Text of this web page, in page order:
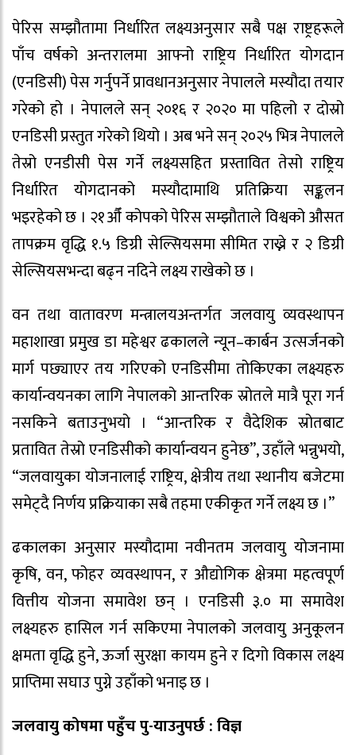
पेरिस सम्झौतामा निर्धारित लक्ष्यअनुसार सबै पक्ष राष्ट्रहरूले
पाँच वर्षको अन्तरालमा आफ्नो राष्ट्रिय निर्धारित योगदान
(एनडिसी) पेस गर्नुपर्ने प्रावधानअनुसार नेपालले मस्यौदा तयार
गरेको हो । नेपालले सन् २०१६ र २०२० मा पहिलो र दोस्रो
एनडिसी प्रस्तुत गरेको थियो । अब भने सन् २०२५ भित्र नेपालले
तेस्रो एनडीसी पेस गर्ने लक्ष्यसहित प्रस्तावित तेसो राष्ट्रिय
निर्धारित योगदानको मस्यौदामाथि प्रतिक्रिया सङ्कलन
भइरहेको छ । २१औँ कोपको पेरिस सम्झौताले विश्वको औसत
तापक्रम वृद्धि १.५ डिग्री सेल्सियसमा सीमित राख्ने र २ डिग्री
सेल्सियसभन्दा बढ्न नदिने लक्ष्य राखेको छ ।
वन तथा वातावरण मन्त्रालयअन्तर्गत जलवायु व्यवस्थापन
महाशाखा प्रमुख डा महेश्वर ढकालले न्यून–कार्बन उत्सर्जनको
मार्ग पछ्याएर तय गरिएको एनडिसीमा तोकिएका लक्ष्यहरु
कार्यान्वयनका लागि नेपालको आन्तरिक स्रोतले मात्रै पूरा गर्न
नसकिने बताउनुभयो । “आन्तरिक र वैदेशिक स्रोतबाट
प्रतावित तेस्रो एनडिसीको कार्यान्वयन हुनेछ”, उहाँले भन्नुभयो,
“जलवायुका योजनालाई राष्ट्रिय, क्षेत्रीय तथा स्थानीय बजेटमा
समेट्दै निर्णय प्रक्रियाका सबै तहमा एकीकृत गर्ने लक्ष्य छ ।”
ढकालका अनुसार मस्यौदामा नवीनतम जलवायु योजनामा
कृषि, वन, फोहर व्यवस्थापन, र औद्योगिक क्षेत्रमा महत्वपूर्ण
वित्तीय योजना समावेश छन् । एनडिसी ३.० मा समावेश
लक्ष्यहरु हासिल गर्न सकिएमा नेपालको जलवायु अनुकूलन
क्षमता वृद्धि हुने, ऊर्जा सुरक्षा कायम हुने र दिगो विकास लक्ष्य
प्राप्तिमा सघाउ पुग्ने उहाँको भनाइ छ ।
जलवायु कोषमा पहुँच पु-याउनुपर्छ : विज्ञ